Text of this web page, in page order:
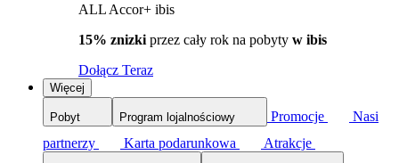
ALL Accor+ ibis
15% znizki przez cały rok na pobyty w ibis
Dołącz Teraz
Więcej
Pobyt Program lojalnościowy Promocje
Nasi
partnerzy
Karta podarunkowa Atrakcje